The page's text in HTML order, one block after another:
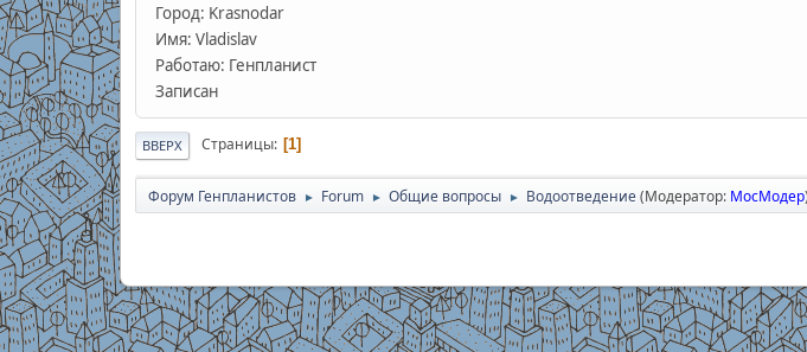
Город: Krasnodar
Имя: Vladislav
Работаю: Генпланист
Записан
ВВЕРХ Страницы 1
Форум Генпланистов ► Forum ► Общие вопросы ► Водоотведение(Модератор: МосМодер)